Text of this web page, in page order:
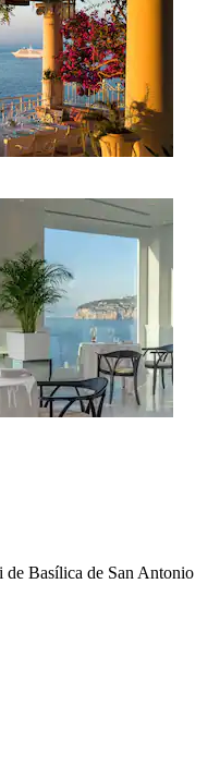
Basílica de San Antonio